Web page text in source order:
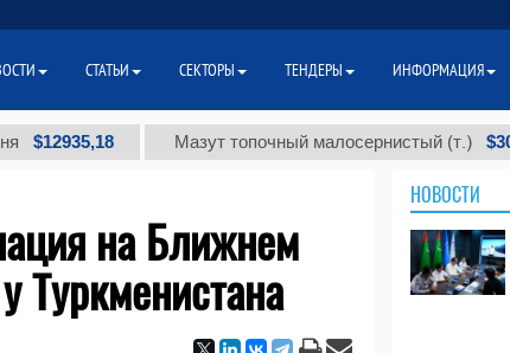
Мазут топочный малосернистый (т.) $300
на Ближнем
Туркменистана
НОВОСТИ
СТАТЬИ СЕКТОРЫ ТЕНДЕРЫ ИНФОРМАЦИЯ